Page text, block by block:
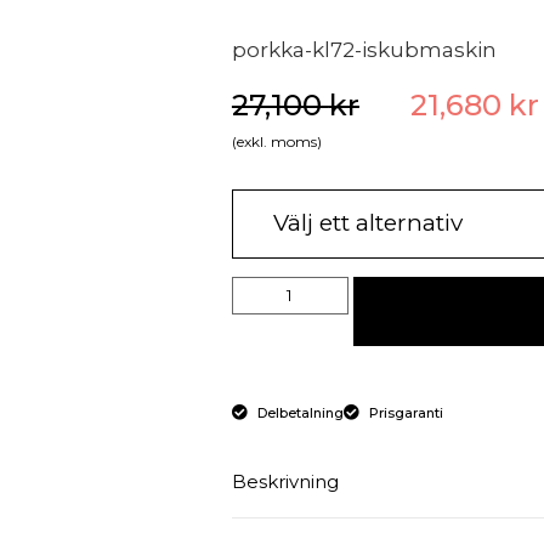
porkka-kl72-iskubmaskin
27,100kr 21,680 kr
(exkl. moms)
Delbetalning Prisgaranti
Beskrivning